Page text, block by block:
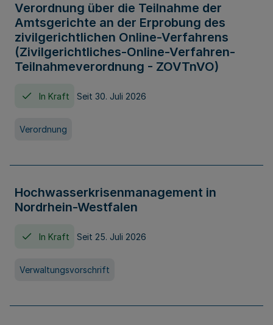
Verordnung über die Teilnahme der
Amtsgerichte an der Erprobung des
zivilgerichtlichen Online-Verfahrens
(Zivilgerichtliches-Online-Verfahren-
Teilnahmeverordnung - ZOVTnVO)
In Kraft Seit 30. Juli 2026
Verordnung
Hochwasserkrisenmanagement in
Nordrhein-Westfalen
In Kraft Seit 25. Juli 2026
Verwaltungsvorschrift